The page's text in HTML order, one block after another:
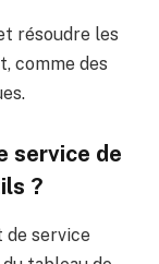
résoudre les
comme des
service de
?
de service